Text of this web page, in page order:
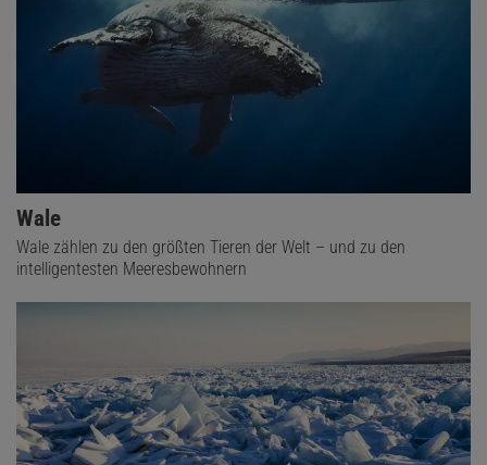
Wale
Wale zählen zu den größten Tieren der Welt – und zu den
intelligentesten Meeresbewohnern